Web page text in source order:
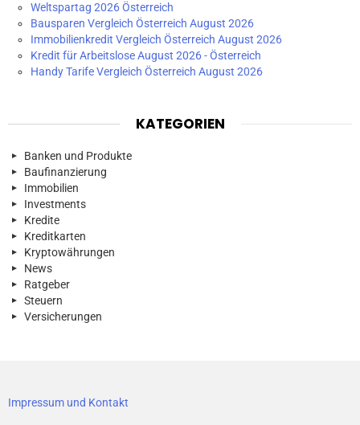
Weltspartag 2026 Österreich
Bausparen Vergleich Österreich August 2026
Immobilienkredit Vergleich Österreich August 2026
Kredit für Arbeitslose August 2026 - Österreich
Handy Tarife Vergleich Österreich August 2026
KATEGORIEN
Banken und Produkte
Baufinanzierung
Immobilien
Investments
Kredite
Kreditkarten
Kryptowährungen
News
Ratgeber
Steuern
Versicherungen
Impressum und Kontakt